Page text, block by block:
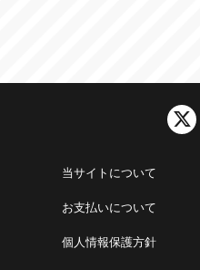
当サイトについて
お支払いについて
個人情報保護方針